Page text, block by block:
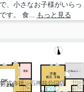
、小さなお子様がいらっ
す。 食...
もっと見る